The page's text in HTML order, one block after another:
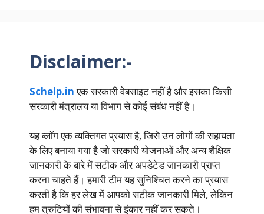
Disclaimer:-
Schelp.inएक सरकारी वेबसाइट नहीं है और इसका किसी
सरकारी मंत्रालय या विभाग से कोई संबंध नहीं है।
यह ब्लॉग एक व्यक्तिगत प्रयास है, जिसे उन लोगों की सहायता
के लिए बनाया गया है जो सरकारी योजनाओं और अन्य शैक्षिक
जानकारी के बारे में सटीक और अपडेटेड जानकारी प्राप्त
करना चाहते हैं। हमारी टीम यह सुनिश्चित करने का प्रयास
करती है कि हर लेख में आपको सटीक जानकारी मिले, लेकिन
हम त्रुटियों की संभावना से इंकार नहीं कर सकते।